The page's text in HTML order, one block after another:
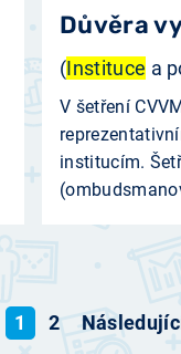
Důvěra
(Instituce a
V šetření
institucím.
1 2